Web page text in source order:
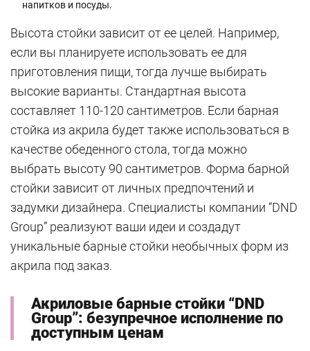
напитков и посуды.
Высота стойки зависит от ее целей. Например,
если вы планируете использовать ее для
приготовления пищи, тогда лучше выбирать
высокие варианты. Стандартная высота
составляет 110-120 сантиметров. Если барная
стойка из акрила будет также использоваться в
качестве обеденного стола, тогда можно
выбрать высоту 90 сантиметров. Форма барной
стойки зависит от личных предпочтений и
задумки дизайнера. Специалисты компании “DND
Group” реализуют ваши идеи и создадут
уникальные барные стойки необычных форм из
акрила под заказ.
Акриловые барные стойки “DND
Group”: безупречное исполнение по
доступным ценам